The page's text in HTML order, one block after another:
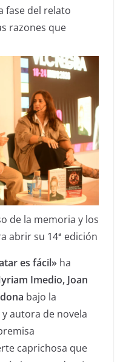
fase del relato
razones que
de la memoria y los
abrir su 14ª edición
es fácil» ha
Imedio, Joan
bajo la
autora de novela
caprichosa que